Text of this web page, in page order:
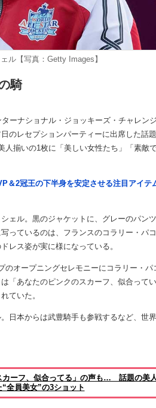
ル【写真：Getty Images】
騎
ナショナル・ジョッキーズ・チャレン
のレセプションパーティーに出席した話
揃いの1枚に「美しい女性たち」「素敵
2冠王の下半身を安定させる注目アイテ
ル。黒のジャケットに、グレーのパン
っているのは、フランスのコラリー・パ
レス姿が実に様になっている。
オープニングセレモニーにコラリー・パ
「あなたのピンクのスカーフ、似合って
ていた。
本からは武豊騎手も参戦するなど、世
カーフ、似合ってる」の声も… 話題の美
全員美女”の3ショット